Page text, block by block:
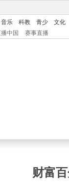
音乐 科教 青少 文化
中国
赛事直播
财富